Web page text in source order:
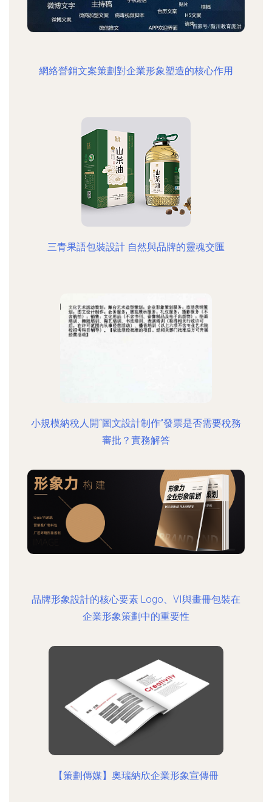
網絡營銷文案策劃對企業形象塑造的核心作用
三青果語包裝設計 自然與品牌的靈魂交匯
小規模納稅人開“圖文設計制作”發票是否需要稅務
審批？實務解答
品牌形象設計的核心要素 Logo、VI與畫冊包裝在
企業形象策劃中的重要性
【策劃傳媒】奧瑞納欣企業形象宣傳冊